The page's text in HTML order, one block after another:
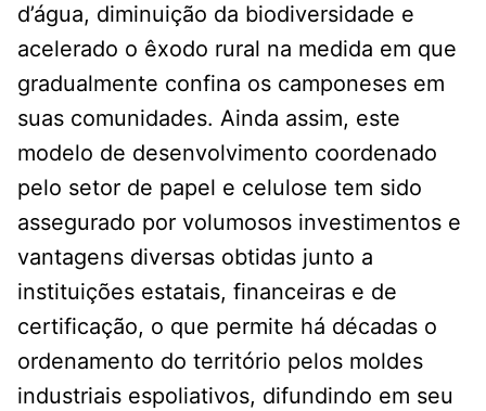
d’água, diminuição da biodiversidade e
acelerado o êxodo rural na medida em que
gradualmente confina os camponeses em
suas comunidades. Ainda assim, este
modelo de desenvolvimento coordenado
pelo setor de papel e celulose tem sido
assegurado por volumosos investimentos e
vantagens diversas obtidas junto a
instituições estatais, financeiras e de
certificação, o que permite há décadas o
ordenamento do território pelos moldes
industriais espoliativos, difundindo em seu